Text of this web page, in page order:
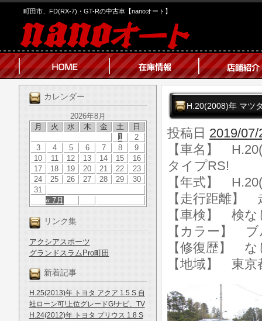
町田市、FD(RX-7)・GT-Rの中古車【nanoオート】
カレンダー
2026年8月
月
火 水 木 金 土 日
« 7月
1
2
3
4 5 6 7 8
9
10
11 12 13 14 15
16
17
18 19 20 21 22
23
24
25 26 27 28 29
30
31
リンク集
アクシアスポーツ
グランドスラムPro町田
新着記事
H.25(2013)年 トヨタ アクア 1.5 S 自
社ローン可!上位グレードG!ナビ、TV
H.24(2012)年 トヨタ プリウス 1.8 S
H.20(2008)年 マツ
投稿日 2019/07/
【車名】
タイプRS!
【年式】
【走行距離】
【車検】 検な
【カラー】 ブ
【修復歴】 な
【地域】 東京